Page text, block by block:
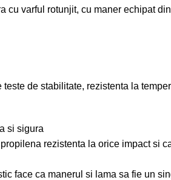
cu varful rotunjit, cu maner echipat
de stabilitate, rezistenta la
si sigura
rezistenta la orice impact si
face ca manerul si lama sa fie un